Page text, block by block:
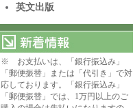
英文出版
※ お支払いは、「銀行振込み」
「郵便振替」または「代引き」で対
応しております。「銀行振込み」
「郵便振替」では、1万円以上のご